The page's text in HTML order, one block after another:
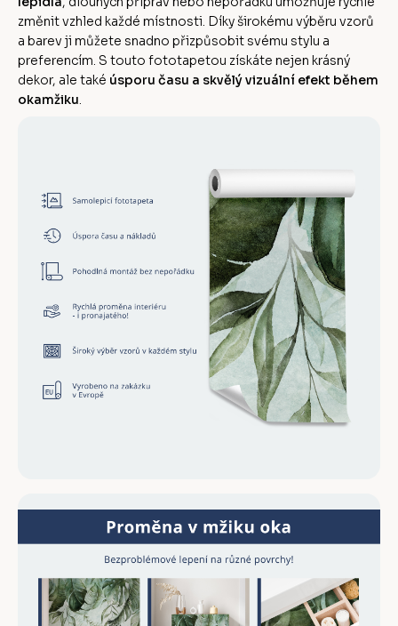
změnit vzhled každé místnosti. Díky širokému výběru vzorů
a barev ji můžete snadno přizpůsobit svému stylu a
preferencím. S touto fototapetou získáte nejen krásný
dekor, ale také úsporu času a skvělý vizuální efekt během
okamžiku.